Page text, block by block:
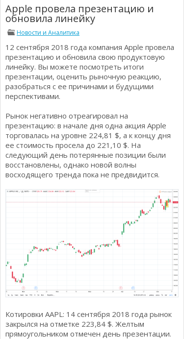
Новости и Аналитика
Общая информация
Определения
Опционы для начинающих
Стратегии
Торговля Kриптовалютой
Ошибки в бинарном трейдинге
Психологии трейдинга
Отзывы о бинарных опционах
Стратегии бинарных опционов
Добавить брокера в рейтинг
Apple провела презентацию и
обновила линейку
Новости и Аналитика
12 сентября 2018 года компания Apple провела
презентацию и обновила свою продуктовую
линейку. Вы можете посмотреть итоги
презентации, оценить рыночную реакцию,
разобраться с ее причинами и будущими
перспективами.
Рынок негативно отреагировал на
презентацию: в начале дня одна акция Apple
торговалась на уровне 224,81 $, а к концу дня
ее стоимость просела до 221,10 $. На
следующий день потерянные позиции были
восстановлены, однако новой волны
восходящего тренда пока не предвидится.
Котировки AAPL: 14 сентября 2018 года рынок
закрылся на отметке 223,84 $. Желтым
прямоугольником отмечен день презентации.